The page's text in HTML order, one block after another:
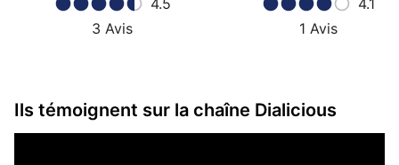
4.5
3 Avis
Travel Time 4.1
1 Avis
Ils témoignent sur la chaîne Dialicious